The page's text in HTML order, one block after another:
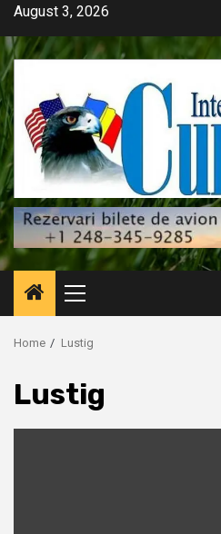
Skip
content
August 3, 2026
Primary
Menu
Home Lustig
Lustig